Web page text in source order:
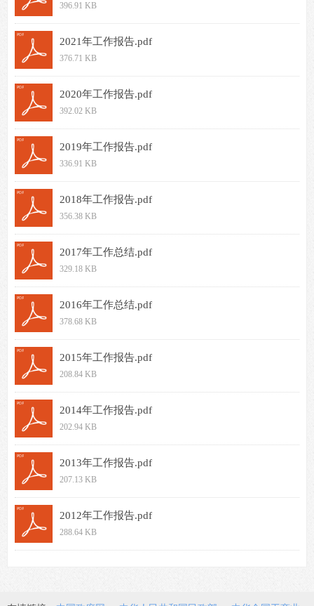
396.91 KB
2021年工作报告.pdf
376.71 KB
2020年工作报告.pdf
392.02 KB
2019年工作报告.pdf
336.91 KB
2018年工作报告.pdf
356.38 KB
2017年工作总结.pdf
329.18 KB
2016年工作总结.pdf
378.68 KB
2015年工作报告.pdf
208.84 KB
2014年工作报告.pdf
202.94 KB
2013年工作报告.pdf
207.13 KB
2012年工作报告.pdf
288.64 KB